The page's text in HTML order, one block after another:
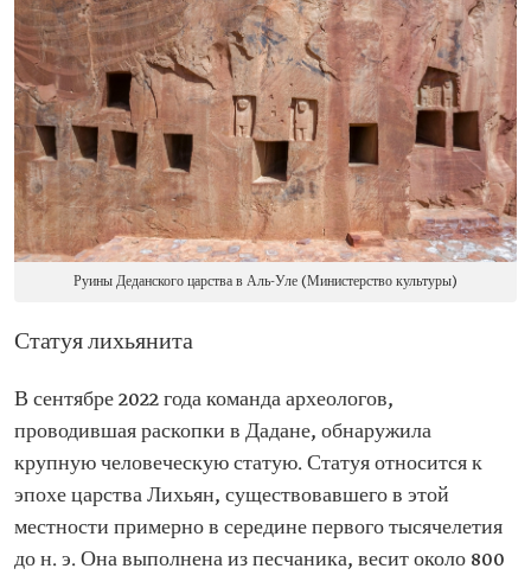
Руины Деданского царства в Аль-Уле (Министерство культуры)
Статуя лихьянита
В сентябре 2022 года команда археологов,
проводившая раскопки в Дадане, обнаружила
крупную человеческую статую. Статуя относится к
эпохе царства Лихьян, существовавшего в этой
местности примерно в середине первого тысячелетия
до н. э. Она выполнена из песчаника, весит около 800